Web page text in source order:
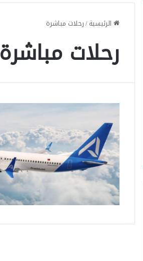
الرئيسية/رحلات مباشرة
رحلات مباشرة